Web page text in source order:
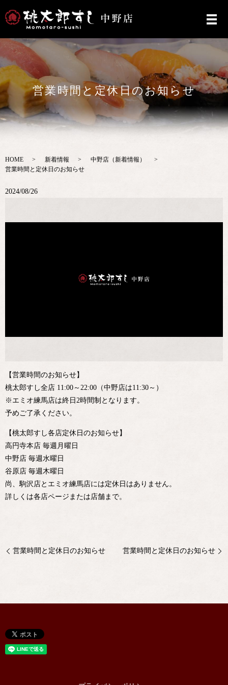
営業時間と定休日のお知らせ
HOME 新着情報
中野店（新着情報）
営業時間と定休日のお知らせ
2024/08/26
【営業時間のお知らせ】
桃太郎すし全店 11:00～22:00（中野店は11:30～）
※エミオ練馬店は終日2時間制となります。
予めご了承ください。
【桃太郎すし各店定休日のお知らせ】
高円寺本店 毎週月曜日
中野店 毎週水曜日
谷原店 毎週木曜日
尚、駒沢店とエミオ練馬店には定休日はありません。
詳しくは各店ページまたは店舗まで。
営業時間と定休日のお知らせ 営業時間と定休日のお知らせ